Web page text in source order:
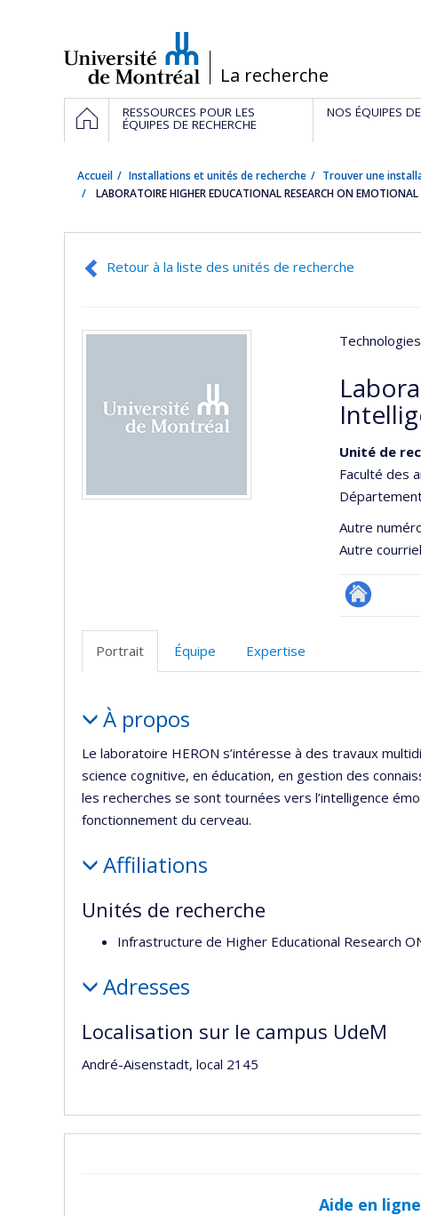
/La recherche
Navigation
principale
ACCUEILRESSOURCES POUR LES
ÉQUIPES DE RECHERCHE
NOS ÉQUIPES
Accueil Installations et unités de recherche Trouver une
LABORATOIRE HIGHER EDUCATIONAL RESEARCH ON
Retour à la liste des unités de recherche
Unité de
Faculté des
Autre
Autre
Site
Portrait Équipe Expertise
Portrait
À propos
Le laboratoire HERON s’intéresse à des travaux
science cognitive, en éducation, en gestion des
les recherches se sont tournées vers l’intelligence
fonctionnement du cerveau.
Affiliations
Unités de recherche
Infrastructure de Higher Educational Research
Adresses
Localisation sur le campus UdeM
André-Aisenstadt, local 2145
Aide en